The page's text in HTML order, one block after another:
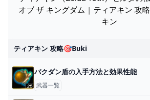
オブ ザ キングダム | ティアキン 攻
キン
ティアキン 攻略🎯buki
バクダン盾の入手方法と効果性能
武器一覧